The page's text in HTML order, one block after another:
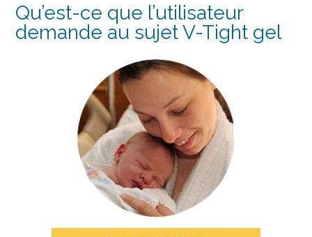
Qu’est-ce que l’utilisateur
demande au sujet V-Tight gel